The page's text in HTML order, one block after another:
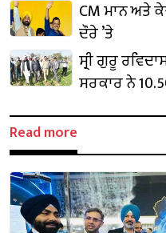
CM ਮਾਨ ਅਤੇ
ਦੌਰੇ ’ਤੇ
ਸ੍ਰੀ ਗੁਰੂ
ਸਰਕਾਰ ਨੇ
Read more